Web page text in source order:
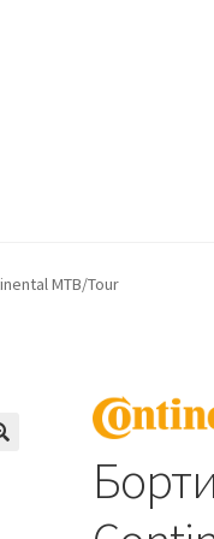
MTB/Tour